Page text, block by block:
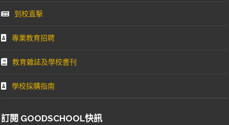
到校直擊
專業教育招聘
教育雜誌及學校書刊
學校採購指南
訂閱 GOODSCHOOL快訊